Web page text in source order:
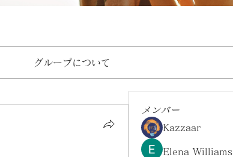
グループについて
メンバー
Kazzaar
Elena Williams